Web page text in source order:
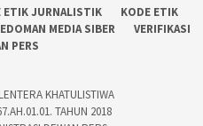
ETIK JURNALISTIK
KODE ETIK
MEDIA SIBER
VERIFIKASI
PERS
KHATULISTIWA
TAHUN 2018